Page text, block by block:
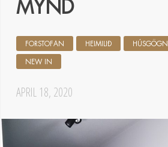
MYND
APRIL 18, 2020
FORSTOFAN HEIMILIÐ HÚSGÖGN
NEW IN